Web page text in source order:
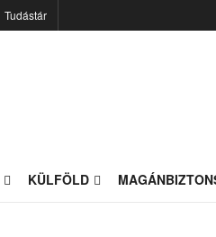
Tudástár
KÜLFÖLD